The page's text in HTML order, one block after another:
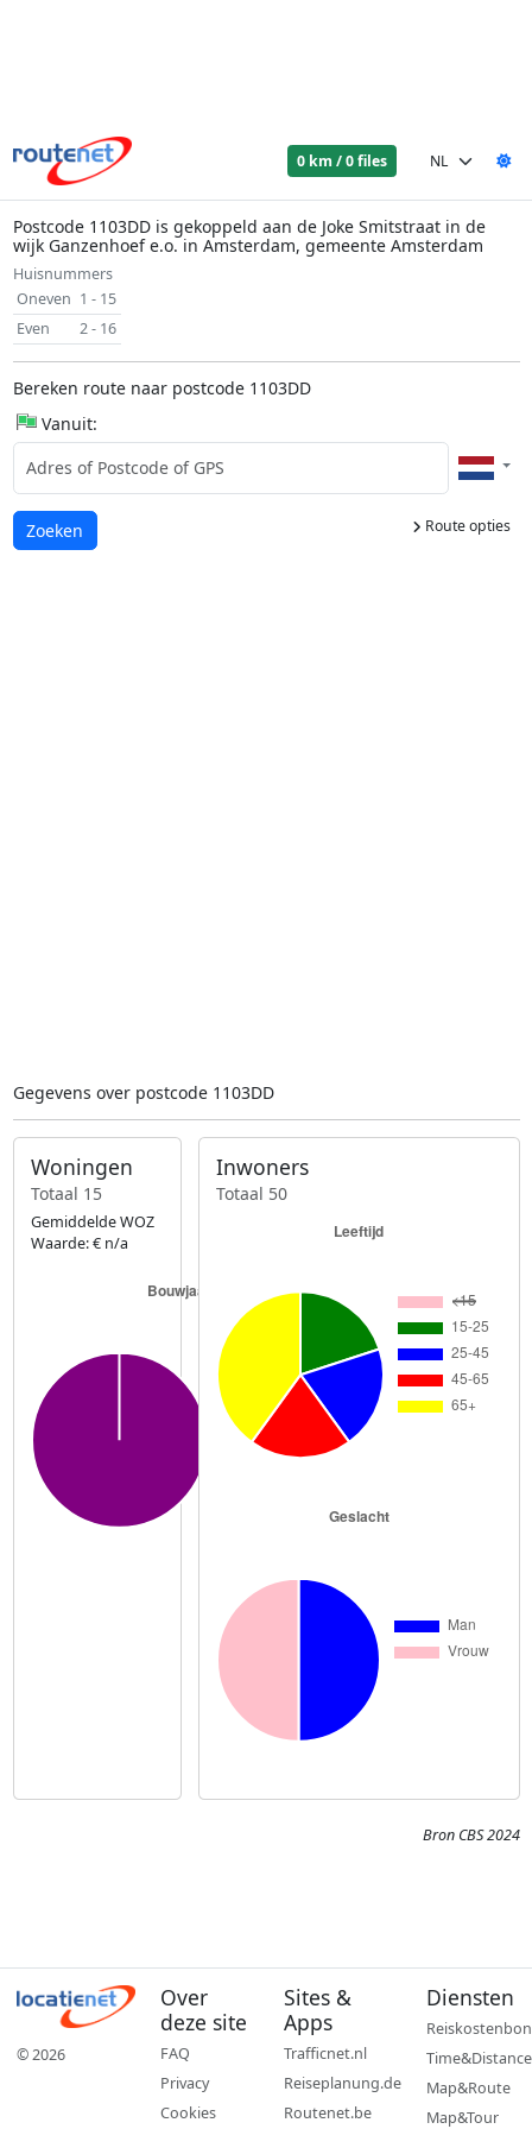
0 km / 0 files
Postcode 1103DD is gekoppeld aan de Joke Smitstraat in de
wijk Ganzenhoef e.o. in Amsterdam, gemeente Amsterdam
Huisnummers
Oneven 1 - 15
Even
2 - 16
Bereken route naar postcode 1103DD
Vanuit:
Route opties
Laden...
Zoeken
Gegevens over postcode 1103DD
Woningen
Totaal 15
Gemiddelde WOZ
Waarde: € n/a
Inwoners
Totaal 50
Bron CBS 2024
© 2026
Over
deze site
FAQ
Privacy
Cookies
Sites &
Apps
Trafficnet.nl
Reiseplanung.de
Routenet.be
Diensten
Reiskostenbon
Time&Distance
Map&Route
Map&Tour